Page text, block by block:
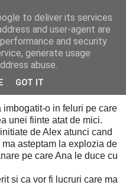
o in feluri pe care
unei fiinte atat de mici.
de Alex atunci cand
asteptam la explozia de
pe care Ana le duce cu
si ca vor fi lucruri care ma
to deliver its services
and user-agent are
and security
generate usage
abuse.
GOT IT